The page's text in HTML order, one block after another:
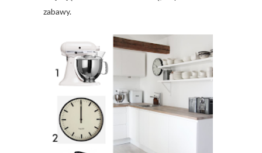
zabawy.